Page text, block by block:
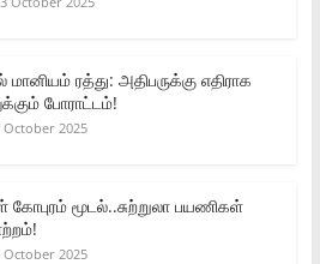
மானியம் ரத்து: அதிபருக்கு எதிராக
போராட்டம்!
October 2025
கோபுரம் மூடல்..சுற்றுலா பயணிகள்
October 2025